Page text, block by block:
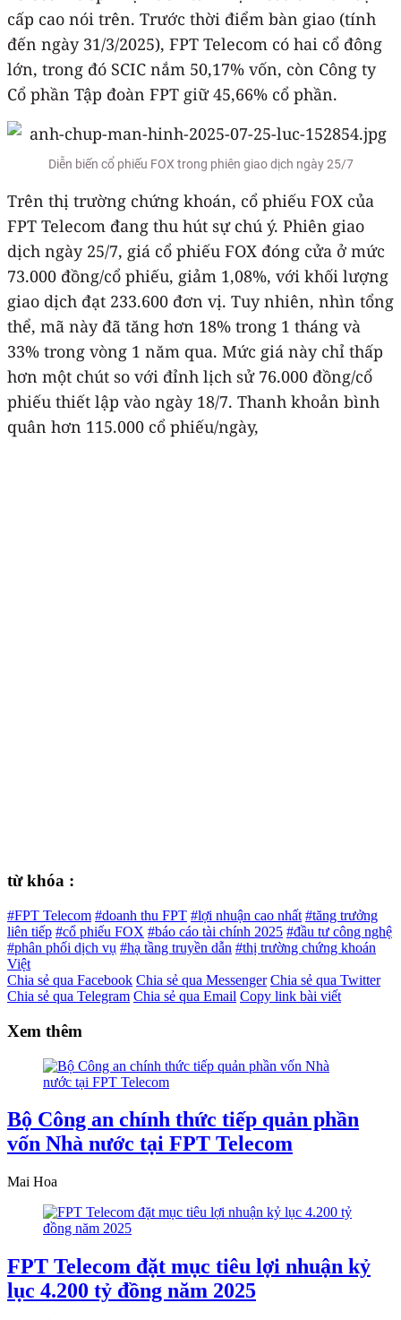
cấp cao nói trên. Trước thời điểm bàn giao (tính
đến ngày 31/3/2025), FPT Telecom có hai cổ đông
lớn, trong đó SCIC nắm 50,17% vốn, còn Công ty
Cổ phần Tập đoàn FPT giữ 45,66% cổ phần.
Diễn biến cổ phiếu FOX trong phiên giao dịch ngày 25/7
Trên thị trường chứng khoán, cổ phiếu FOX của
FPT Telecom đang thu hút sự chú ý. Phiên giao
dịch ngày 25/7, giá cổ phiếu FOX đóng cửa ở mức
73.000 đồng/cổ phiếu, giảm 1,08%, với khối lượng
giao dịch đạt 233.600 đơn vị. Tuy nhiên, nhìn tổng
thể, mã này đã tăng hơn 18% trong 1 tháng và
33% trong vòng 1 năm qua. Mức giá này chỉ thấp
hơn một chút so với đỉnh lịch sử 76.000 đồng/cổ
phiếu thiết lập vào ngày 18/7. Thanh khoản bình
quân hơn 115.000 cổ phiếu/ngày,
từ khóa :
#FPT Telecom #doanh thu FPT #lợi nhuận cao nhất #tăng trưởng
liên tiếp #cổ phiếu FOX #báo cáo tài chính 2025 #đầu tư công nghệ
#phân phối dịch vụ #hạ tầng truyền dẫn #thị trường chứng khoán
Việt
Chia sẻ qua Facebook Chia sẻ qua Messenger Chia sẻ qua Twitter
Chia sẻ qua Telegram Chia sẻ qua Email Copy link bài viết
Xem thêm
Bộ Công an chính thức tiếp quản phần
vốn Nhà nước tại FPT Telecom
Mai Hoa
FPT Telecom đặt mục tiêu lợi nhuận kỷ
lục 4.200 tỷ đồng năm 2025